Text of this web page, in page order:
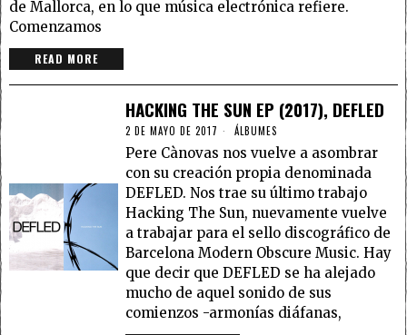
de Mallorca, en lo que música electrónica refiere.
Comenzamos
READ MORE
HACKING THE SUN EP (2017), DEFLED
2 DE MAYO DE 2017 ÁLBUMES
Pere Cànovas nos vuelve a asombrar
con su creación propia denominada
DEFLED. Nos trae su último trabajo
Hacking The Sun, nuevamente vuelve
a trabajar para el sello discográfico de
Barcelona Modern Obscure Music. Hay
que decir que DEFLED se ha alejado
mucho de aquel sonido de sus
comienzos -armonías diáfanas,